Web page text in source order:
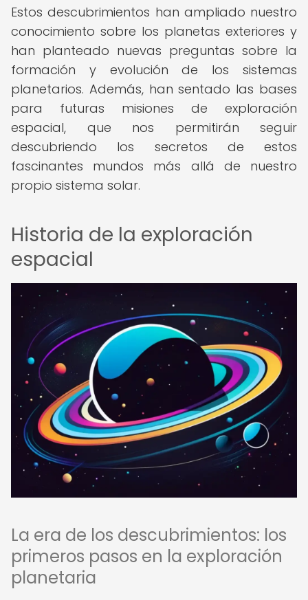
Estos descubrimientos han ampliado nuestro
conocimiento sobre los planetas exteriores y
han planteado nuevas preguntas sobre la
formación y evolución de los sistemas
planetarios. Además, han sentado las bases
para futuras misiones de exploración
espacial, que nos permitirán seguir
descubriendo los secretos de estos
fascinantes mundos más allá de nuestro
propio sistema solar.
Historia de la exploración
espacial
La era de los descubrimientos: los
primeros pasos en la exploración
planetaria